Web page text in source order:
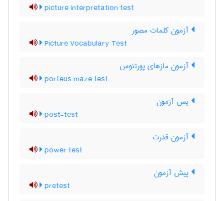
picture interpretation test
آزمون کلمات مصور
Picture Vocabulary Test
آزمون مازهای پورتئوس
porteus maze test
پس آزمون
post-test
آزمون قدرت
power test
پیش آزمون
pretest